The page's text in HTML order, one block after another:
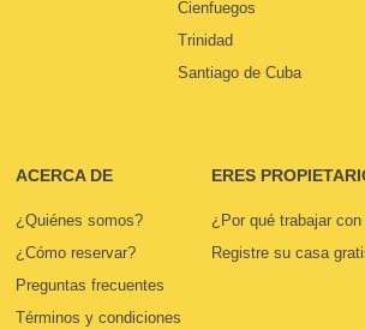
Cienfuegos
Trinidad
Santiago de Cuba
ACERCA DE
¿Quiénes somos?
¿Cómo reservar?
Preguntas frecuentes
Términos y condiciones
ERES
¿Por qué trabajar
Registre su casa